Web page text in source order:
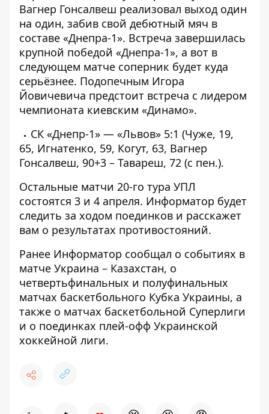
Вагнер Гонсалвеш реализовал выход один
на один, забив свой дебютный мяч в
составе «Днепра-1». Встреча завершилась
крупной победой «Днепра-1», а вот в
следующем матче соперник будет куда
серьёзнее. Подопечным Игора
Йовичевича предстоит встреча с лидером
чемпионата киевским «Динамо».
СК «Днепр-1» — «Львов» 5:1 (Чуже, 19,
65, Игнатенко, 59, Когут, 63, Вагнер
Гонсалвеш, 90+3 – Тавареш, 72 (с пен.).
Остальные матчи 20-го тура УПЛ
состоятся 3 и 4 апреля. Информатор будет
следить за ходом поединков и расскажет
вам о результатах противостояний.
Ранее Информатор сообщал о событиях в
матче Украина – Казахстан, о
четвертьфинальных и полуфинальных
матчах баскетбольного Кубка Украины, а
также о матчах баскетбольной Суперлиги
и о поединках плей-офф Украинской
хоккейной лиги.